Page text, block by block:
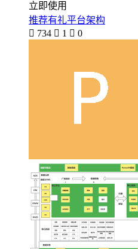
立即使用
推荐有礼平台架构
 734  1  0